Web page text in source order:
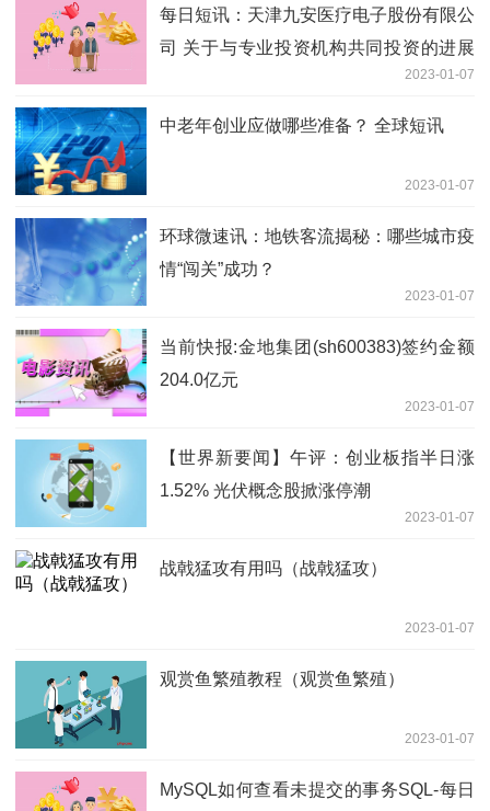
每日短讯：天津九安医疗电子股份有限公
司 关于与专业投资机构共同投资的进展
2023-01-07
中老年创业应做哪些准备？ 全球短讯
2023-01-07
环球微速讯：地铁客流揭秘：哪些城市疫
情“闯关”成功？
2023-01-07
当前快报:金地集团(sh600383)签约金额
204.0亿元
2023-01-07
【世界新要闻】午评：创业板指半日涨
1.52% 光伏概念股掀涨停潮
2023-01-07
战戟猛攻有用吗（战戟猛攻）
2023-01-07
观赏鱼繁殖教程（观赏鱼繁殖）
2023-01-07
MySQL如何查看未提交的事务SQL-每日